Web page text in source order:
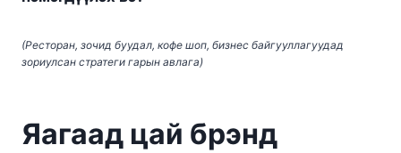
(Ресторан, зочид буудал, кофе шоп, бизнес байгууллагуудад
зориулсан стратеги гарын авлага)
Яагаад цай брэнд